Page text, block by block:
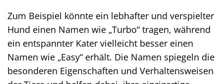
Zum Beispiel könnte ein lebhafter und verspielter
Hund einen Namen wie „Turbo“ tragen, während
ein entspannter Kater vielleicht besser einen
Namen wie „Easy“ erhält. Die Namen spiegeln die
besonderen Eigenschaften und Verhaltensweisen